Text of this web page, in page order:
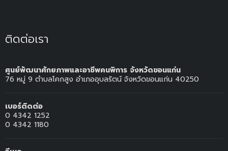
ติดต่อเรา
ศูนย์พัฒนาศักยภาพและอาชีพคนพิการ จังหวัดขอนแก่น
76 หมู่ 9 ตำบลโคกสูง อำเภออุบลรัตน์ จังหวัดขอนแก่น 40250
เบอร์ติดต่อ
0 4342 1252
0 4342 1180